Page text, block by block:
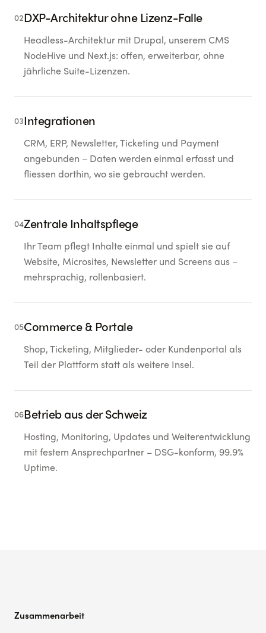
02DXP-Architektur ohne Lizenz-Falle
Headless-Architektur mit Drupal, unserem CMS
NodeHive und Next.js: offen, erweiterbar, ohne
jährliche Suite-Lizenzen.
03Integrationen
CRM, ERP, Newsletter, Ticketing und Payment
angebunden – Daten werden einmal erfasst und
fliessen dorthin, wo sie gebraucht werden.
04Zentrale Inhaltspflege
Ihr Team pflegt Inhalte einmal und spielt sie auf
Website, Microsites, Newsletter und Screens aus –
mehrsprachig, rollenbasiert.
05Commerce & Portale
Shop, Ticketing, Mitglieder- oder Kundenportal als
Teil der Plattform statt als weitere Insel.
06Betrieb aus der Schweiz
Hosting, Monitoring, Updates und Weiterentwicklung
mit festem Ansprechpartner – DSG-konform, 99.9%
Uptime.
Zusammenarbeit